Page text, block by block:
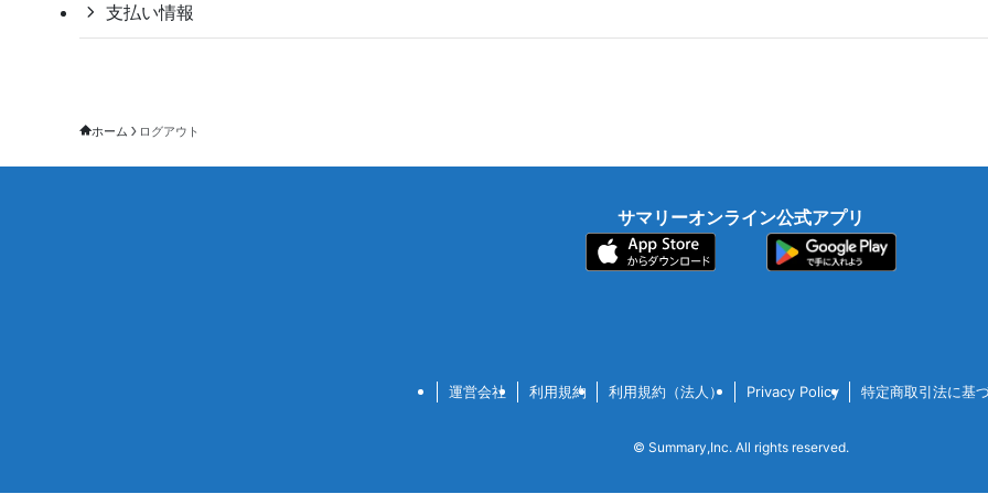
支払い情報
ホーム ログアウト
サマリーオンライン公式アプリ
運営会社 利用規約 利用規約（法人） Privacy Policy 特定商取引法に基
© Summary,Inc. All rights reserved.